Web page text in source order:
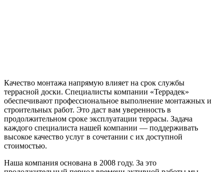
Качество монтажа напрямую влияет на срок службы
террасной доски. Специалисты компании «Террадек»
обеспечивают профессиональное выполнение монтажных и
строительных работ. Это даст вам уверенность в
продолжительном сроке эксплуатации террасы. Задача
каждого специалиста нашей компании — поддерживать
высокое качество услуг в сочетании с их доступной
стоимостью.
Наша компания основана в 2008 году. За это